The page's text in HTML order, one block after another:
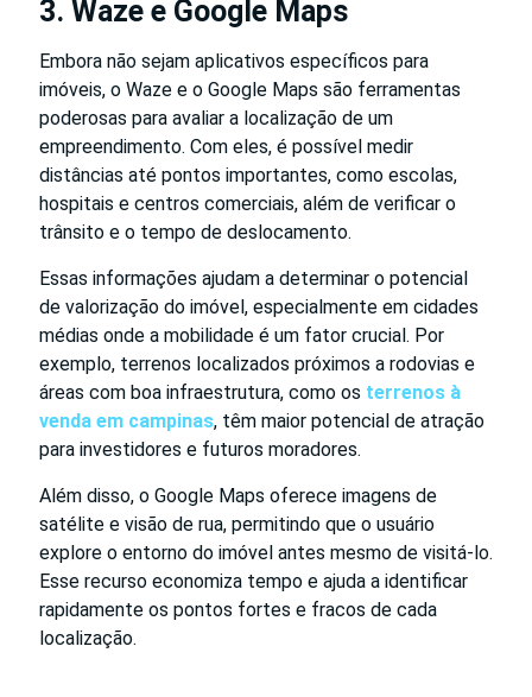
3. Waze e Google Maps
Embora não sejam aplicativos específicos para
imóveis, o Waze e o Google Maps são ferramentas
poderosas para avaliar a localização de um
empreendimento. Com eles, é possível medir
distâncias até pontos importantes, como escolas,
hospitais e centros comerciais, além de verificar o
trânsito e o tempo de deslocamento.
Essas informações ajudam a determinar o potencial
de valorização do imóvel, especialmente em cidades
médias onde a mobilidade é um fator crucial. Por
exemplo, terrenos localizados próximos a rodovias e
áreas com boa infraestrutura, como os terrenos à
venda em campinas, têm maior potencial de atração
para investidores e futuros moradores.
Além disso, o Google Maps oferece imagens de
satélite e visão de rua, permitindo que o usuário
explore o entorno do imóvel antes mesmo de visitá-lo.
Esse recurso economiza tempo e ajuda a identificar
rapidamente os pontos fortes e fracos de cada
localização.